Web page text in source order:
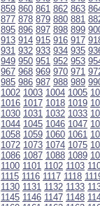
859 860 861 862 863
877 878 879 880 881
895 896 897 898 899
913 914 915 916 917
931 932 933 934 935
949 950 951 952 953
967 968 969 970 971
985 986 987 988 989
1002 1003 1004 1005
1016 1017 1018 1019
1030 1031 1032 1033
1044 1045 1046 1047
1058 1059 1060 1061
1072 1073 1074 1075
1086 1087 1088 1089
1100 1101 1102 1103
1115 1116 1117 1118
1130 1131 1132 1133
1145 1146 1147 1148